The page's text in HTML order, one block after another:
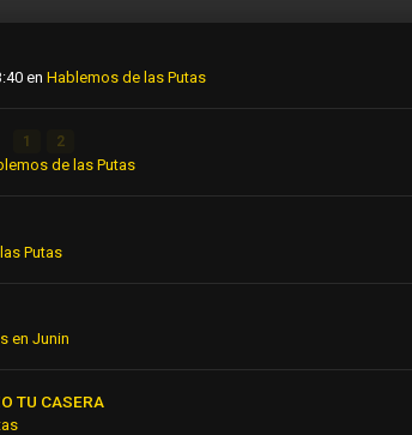
en Hablemos de las Putas
1 2
de las Putas
Putas
en Junin
TU CASERA